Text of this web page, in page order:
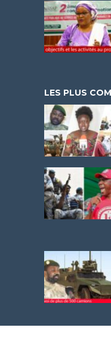
LES PLUS